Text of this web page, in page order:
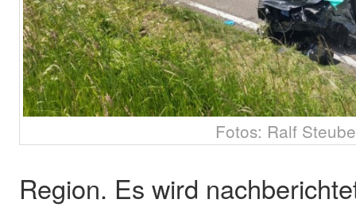
Fotos: Ralf Steube
Region. Es wird